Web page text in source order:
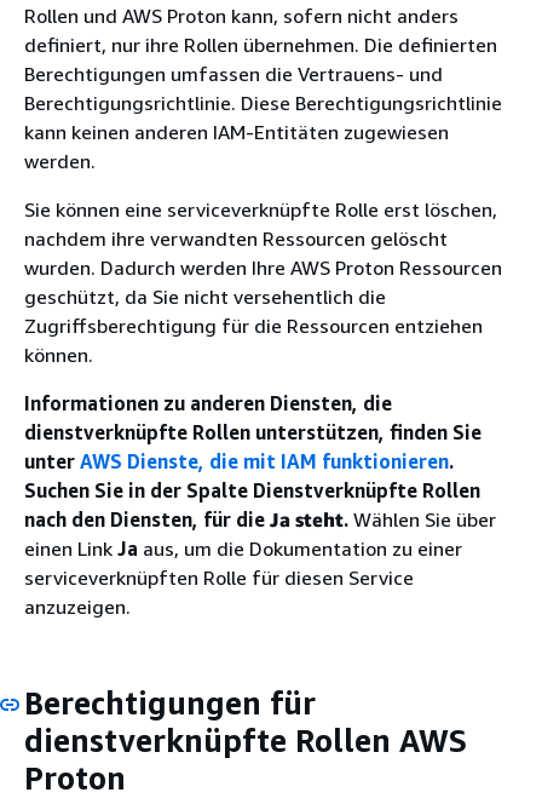
Rollen und AWS Proton kann, sofern nicht anders
definiert, nur ihre Rollen übernehmen. Die definierten
Berechtigungen umfassen die Vertrauens- und
Berechtigungsrichtlinie. Diese Berechtigungsrichtlinie
kann keinen anderen IAM-Entitäten zugewiesen
werden.
Sie können eine serviceverknüpfte Rolle erst löschen,
nachdem ihre verwandten Ressourcen gelöscht
wurden. Dadurch werden Ihre AWS Proton Ressourcen
geschützt, da Sie nicht versehentlich die
Zugriffsberechtigung für die Ressourcen entziehen
können.
Informationen zu anderen Diensten, die
dienstverknüpfte Rollen unterstützen, finden Sie
unter AWS Dienste, die mit IAM funktionieren.
Suchen Sie in der Spalte Dienstverknüpfte Rollen
nach den Diensten, für die Ja steht. Wählen Sie über
einen Link Ja aus, um die Dokumentation zu einer
serviceverknüpften Rolle für diesen Service
anzuzeigen.
Berechtigungen für
dienstverknüpfte Rollen AWS
Proton